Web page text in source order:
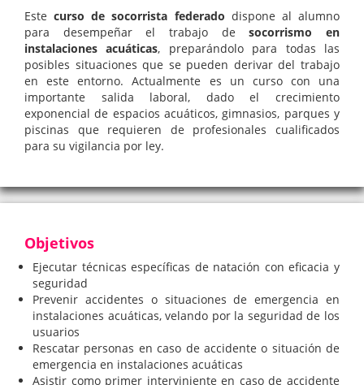
Estecurso de socorrista federado dispone al alumno
para desempeñar el trabajo desocorrismo en
instalaciones acuáticas, preparándolo para todas las
posibles situaciones que se pueden derivar del trabajo
en este entorno. Actualmente es un curso con una
importante salida laboral, dado el crecimiento
exponencial de espacios acuáticos, gimnasios, parques y
piscinas que requieren de profesionales cualificados
para su vigilancia por ley.
Objetivos
Ejecutar técnicas específicas de natación con eficacia y
seguridad
Prevenir accidentes o situaciones de emergencia en
instalaciones acuáticas, velando por la seguridad de los
usuarios
Rescatar personas en caso de accidente o situación de
emergencia en instalaciones acuáticas
Asistir como primer interviniente en caso de accidente